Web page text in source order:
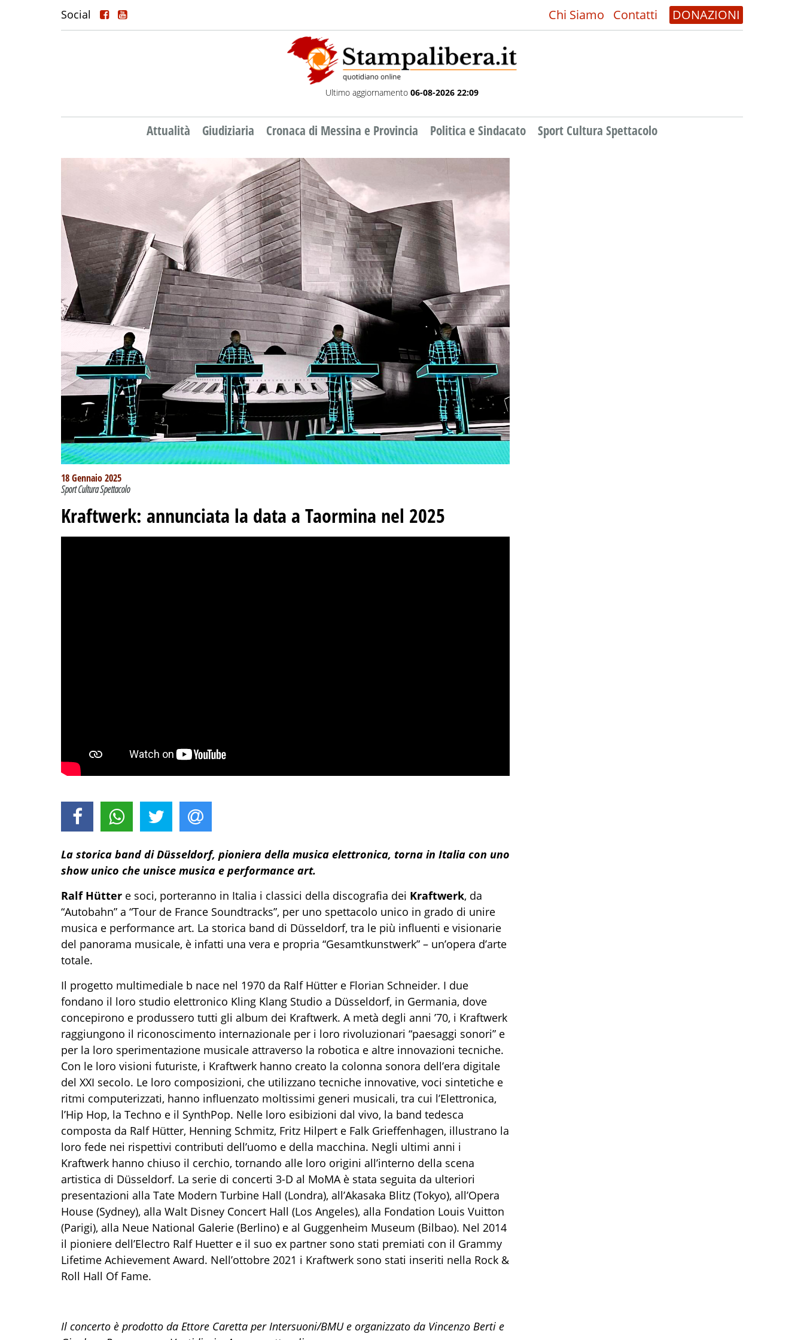
Social Chi Siamo Contatti DONAZIONI
Ultimo aggiornamento 06-08-2026 22:09
Attualità Giudiziaria Cronaca di Messina e Provincia Politica e Sindacato Sport Cultura Spettacolo
18 Gennaio 2025
Sport Cultura Spettacolo
Kraftwerk: annunciata la data a Taormina nel 2025
La storica band di Düsseldorf, pioniera della musica elettronica, torna in Italia con uno
show unico che unisce musica e performance art.
Ralf Hütter e soci, porteranno in Italia i classici della discografia dei Kraftwerk, da
“Autobahn” a “Tour de France Soundtracks”, per uno spettacolo unico in grado di unire
musica e performance art. La storica band di Düsseldorf, tra le più influenti e visionarie
del panorama musicale, è infatti una vera e propria “Gesamtkunstwerk” – un’opera d’arte
totale.
Il progetto multimediale b nace nel 1970 da Ralf Hütter e Florian Schneider. I due
fondano il loro studio elettronico Kling Klang Studio a Düsseldorf, in Germania, dove
concepirono e produssero tutti gli album dei Kraftwerk. A metà degli anni ’70, i Kraftwerk
raggiungono il riconoscimento internazionale per i loro rivoluzionari “paesaggi sonori” e
per la loro sperimentazione musicale attraverso la robotica e altre innovazioni tecniche.
Con le loro visioni futuriste, i Kraftwerk hanno creato la colonna sonora dell’era digitale
del XXI secolo. Le loro composizioni, che utilizzano tecniche innovative, voci sintetiche e
ritmi computerizzati, hanno influenzato moltissimi generi musicali, tra cui l’Elettronica,
l’Hip Hop, la Techno e il SynthPop. Nelle loro esibizioni dal vivo, la band tedesca
composta da Ralf Hütter, Henning Schmitz, Fritz Hilpert e Falk Grieffenhagen, illustrano la
loro fede nei rispettivi contributi dell’uomo e della macchina. Negli ultimi anni i
Kraftwerk hanno chiuso il cerchio, tornando alle loro origini all’interno della scena
artistica di Düsseldorf. La serie di concerti 3-D al MoMA è stata seguita da ulteriori
presentazioni alla Tate Modern Turbine Hall (Londra), all’Akasaka Blitz (Tokyo), all’Opera
House (Sydney), alla Walt Disney Concert Hall (Los Angeles), alla Fondation Louis Vuitton
(Parigi), alla Neue National Galerie (Berlino) e al Guggenheim Museum (Bilbao). Nel 2014
il pioniere dell’Electro Ralf Huetter e il suo ex partner sono stati premiati con il Grammy
Lifetime Achievement Award. Nell’ottobre 2021 i Kraftwerk sono stati inseriti nella Rock &
Roll Hall Of Fame.
Il concerto è prodotto da Ettore Caretta per Intersuoni/BMU e organizzato da Vincenzo Berti e